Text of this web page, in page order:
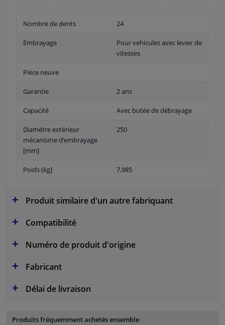
Nombre de dents 24
Embrayage
Pour vehicules avec levier de
vitesses
Pièce neuve
Garantie 2 ans
Capacité Avec butée de débrayage
Diamètre extérieur
mécanisme d’embrayage
[mm]
250
Poids (kg] 7,985
Produit similaire d'un autre fabriquant
Compatibilité
Numéro de produit d'origine
Fabricant
Délai de livraison
Produits fréquemment achetés ensemble